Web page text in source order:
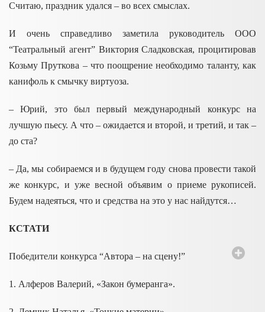
Считаю, праздник удался – во всех смыслах.
И очень справедливо заметила руководитель ООО
“Театральный агент” Виктория Сладковская, процитировав
Козьму Пруткова – что поощрение необходимо таланту, как
канифоль к смычку виртуоза.
– Юрий, это был первый международный конкурс на
лучшую пьесу. А что – ожидается и второй, и третий, и так –
до ста?
– Да, мы собираемся и в будущем году снова провести такой
же конкурс, и уже весной объявим о приеме рукописей.
Будем надеяться, что и средства на это у нас найдутся…
КСТАТИ
Победители конкурса “Автора – на сцену!”
1. Алферов Валерий, «Закон бумеранга».